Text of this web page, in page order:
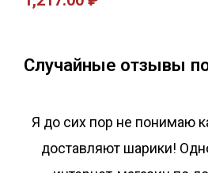
Случайные отзывы
Я до сих пор не понимаю
доставляют шарики!